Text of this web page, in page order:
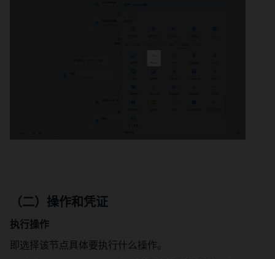
（二）操作和凭证
执行操作
即选择该节点具体要执行什么操作。